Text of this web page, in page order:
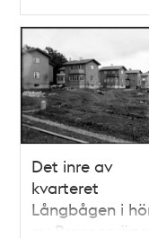
Typ
Det inre av
kvarteret
Långbågen i
av Brennervägen